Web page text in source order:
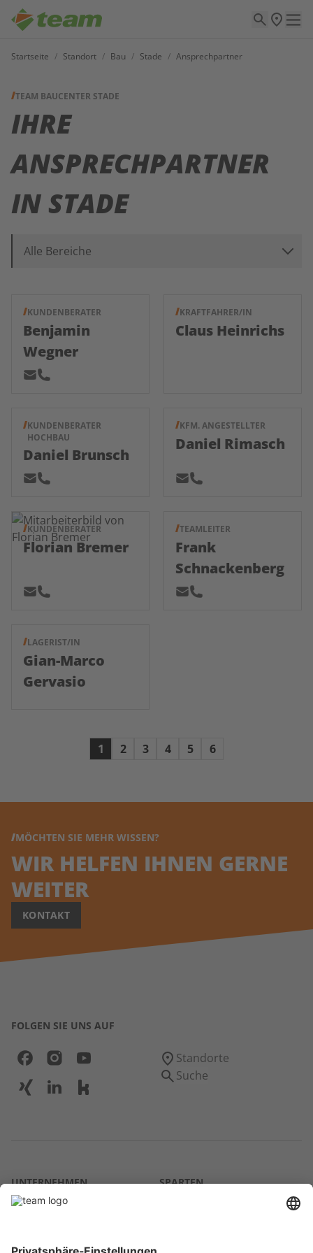
Startseite / Standort / Bau / Stade / Ansprechpartner
TEAM BAUCENTER STADE
IHRE
ANSPRECHPARTNER
IN STADE
Alle Bereiche
KUNDENBERATER
Benjamin
Wegner
KRAFTFAHRER/IN
Claus Heinrichs
KUNDENBERATER
HOCHBAU
Daniel Brunsch
KFM. ANGESTELLTER
Daniel Rimasch
KUNDENBERATER
Florian Bremer
TEAMLEITER
Frank
Schnackenberg
LAGERIST/IN
Gian-Marco
Gervasio
1 2 3 4 5 6
MÖCHTEN SIE MEHR WISSEN?
WIR HELFEN IHNEN GERNE
WEITER
KONTAKT
FOLGEN SIE UNS AUF
Standorte
Suche
UNTERNEHMEN
Über uns
Karriere
SPARTEN